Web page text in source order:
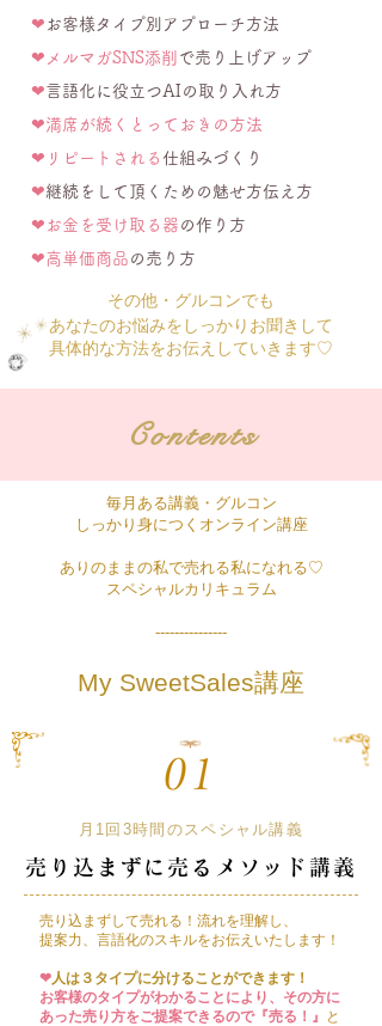
❤︎ お客様タイプ別アプローチ方法​
❤︎メルマガSNS添削 で売り上げアップ
❤︎言語化に役立つAIの取り入れ方
❤︎満席が続くとっておきの方法
❤︎リピートされる 仕組みづくり
❤︎継続をして頂くための魅せ方伝え方
❤︎お金を受け取る器 の作り方
❤︎高単価商品 の売り方
その他・グルコンでも
あなたのお悩みをしっかりお聞きして
​具体的な方法をお伝えしていきます♡
Contents
毎月ある講義・グルコン
しっかり身につくオンライン講座
ありのままの私で売れる私になれる♡
スペシャルカリキュラム
---------------
My SweetSales​講座
月1回3時間のスペシャル講義
売り込まずに売るメソッド 講義
売り込まずして売れる！流れを理解し、
提案力、言語化のスキルをお伝えいたします！
❤︎人は３タイプに分けることができます！
お客様のタイプがわかることにより、その方に
あった売り方をご提案できるので『売る！』
と